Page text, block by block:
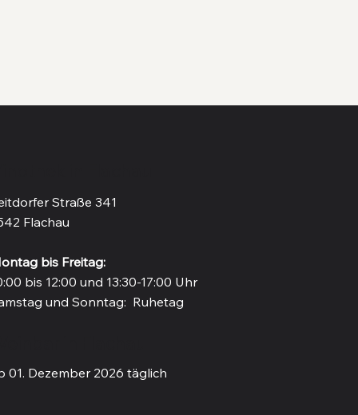
Straße 341
Flachau
bis Freitag:
bis 12:00 und 13:30-17:00 Uhr
und Sonntag: Ruhetag
01. Dezember 2026 täglich